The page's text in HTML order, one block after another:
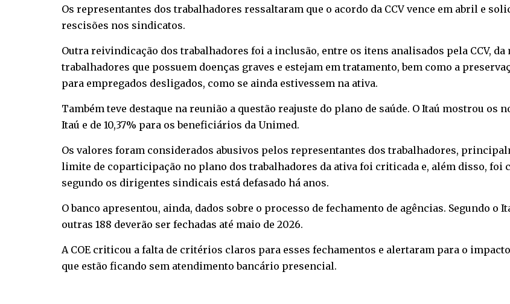
Os representantes dos trabalhadores ressaltaram que o acordo da CCV vence em abril e
rescisões nos sindicatos.
Outra reivindicação dos trabalhadores foi a inclusão, entre os itens analisados pela CCV, da
trabalhadores que possuem doenças graves e estejam em tratamento, bem como a
para empregados desligados, como se ainda estivessem na ativa.
Também teve destaque na reunião a questão reajuste do plano de saúde. O Itaú mostrou os
Itaú e de 10,37% para os beneficiários da Unimed.
Os valores foram considerados abusivos pelos representantes dos trabalhadores,
limite de coparticipação no plano dos trabalhadores da ativa foi criticada e, além disso, foi
segundo os dirigentes sindicais está defasado há anos.
O banco apresentou, ainda, dados sobre o processo de fechamento de agências. Segundo o
outras 188 deverão ser fechadas até maio de 2026.
A COE criticou a falta de critérios claros para esses fechamentos e alertaram para o
que estão ficando sem atendimento bancário presencial.